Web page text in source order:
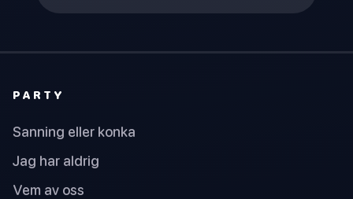
PARTY
Sanning eller konka
Jag har aldrig
Vem av oss